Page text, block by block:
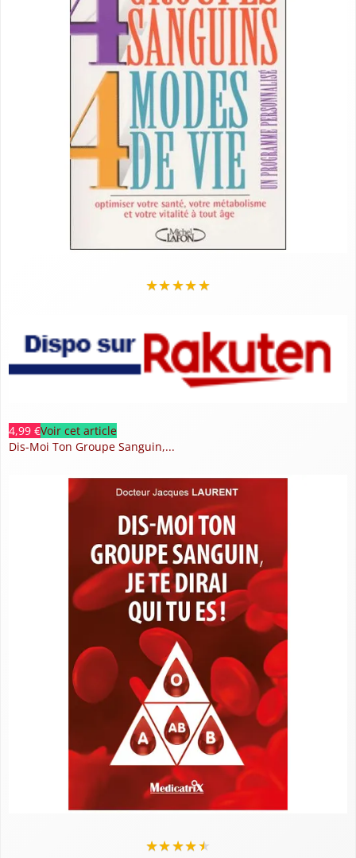
★★★★★
4,99 €Voir cet article
Dis-Moi Ton Groupe Sanguin,...
★★★★★